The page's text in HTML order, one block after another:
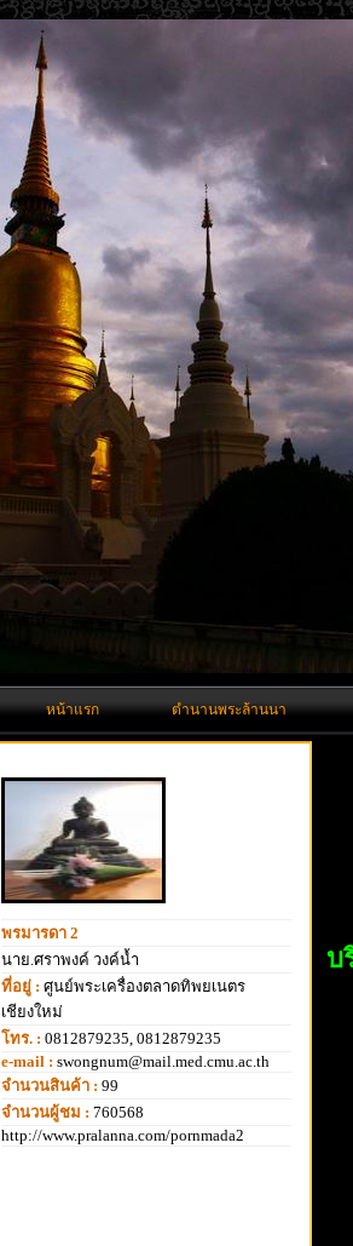
หน้าแรก ตำนานพระล้านนา
พรมารดา 2
นาย.ศราพงค์ วงค์น้ำ
ที่อยู่ : ศูนย์พระเครื่องตลาดทิพยเนตร
เชียงใหม่
โทร. : 0812879235, 0812879235
e-mail : swongnum@mail.med.cmu.ac.th
จำนวนสินค้า : 99
จำนวนผู้ชม : 760568
http://www.pralanna.com/pornmada2
บ